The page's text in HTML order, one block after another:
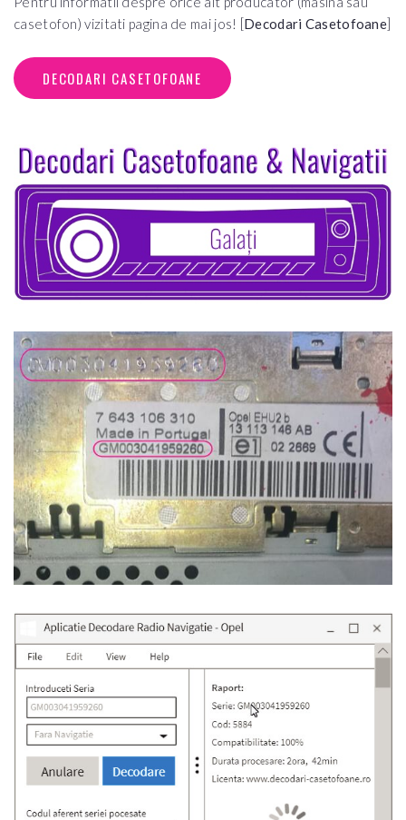
casetofon) vizitati pagina de mai jos! [Decodari Casetofoane]
DECODARI CASETOFOANE